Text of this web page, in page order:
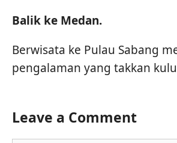
Balik ke Medan.
Berwisata ke Pulau Sabang
pengalaman yang takkan
Leave a Comment